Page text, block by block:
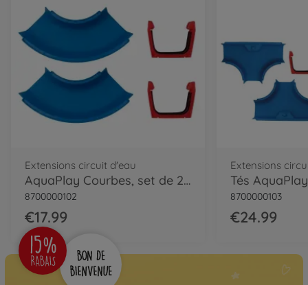
Extensions circuit d'eau
AquaPlay Courbes, set de 2 pièces
8700000102
€17.99
Extensions
Tés
8700000103
€24.99